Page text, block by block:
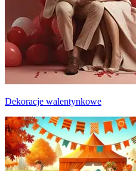
Dekoracje walentynkowe